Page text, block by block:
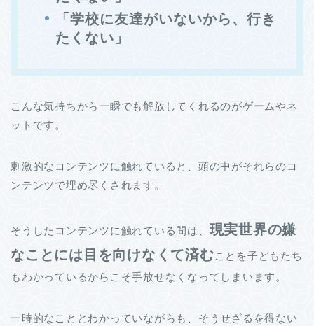
「学校に友達がいないから、行き
たくない」
こんな気持ちから一瞬でも解放してくれるのがゲームやネ
ットです。
刺激的なコンテンツに触れていると、頭の中がそれらのコ
ンテンツで埋め尽くされます。
そうしたコンテンツに触れている間は、 現実世界の嫌
なことには目を向けなくて済むことを子どもたち
もわかっているからこそ手放せなくなってしまいます。
一時的なこととわかっていながらも、そうせざるを得ない